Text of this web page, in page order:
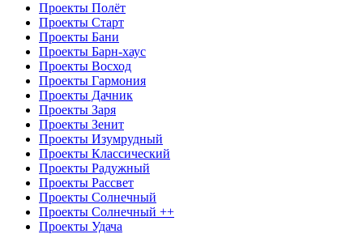
Проекты Полёт
Проекты Старт
Проекты Бани
Проекты Барн-хаус
Проекты Восход
Проекты Гармония
Проекты Дачник
Проекты Заря
Проекты Зенит
Проекты Изумрудный
Проекты Классический
Проекты Радужный
Проекты Рассвет
Проекты Солнечный
Проекты Солнечный ++
Проекты Удача